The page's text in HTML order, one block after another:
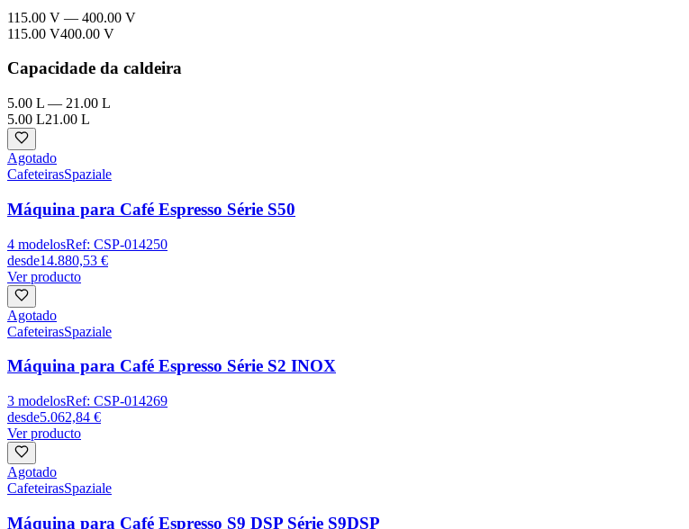
115.00 V — 400.00 V
115.00 V400.00 V
Capacidade da caldeira
5.00 L — 21.00 L
5.00 L21.00 L
Agotado
CafeteirasSpaziale
Máquina para Café Espresso Série S50
4 modelosRef: CSP-014250
desde14.880,53 €
Ver producto
Agotado
CafeteirasSpaziale
Máquina para Café Espresso Série S2 INOX
3 modelosRef: CSP-014269
desde5.062,84 €
Ver producto
Agotado
CafeteirasSpaziale
Máquina para Café Espresso S9 DSP Série S9DSP